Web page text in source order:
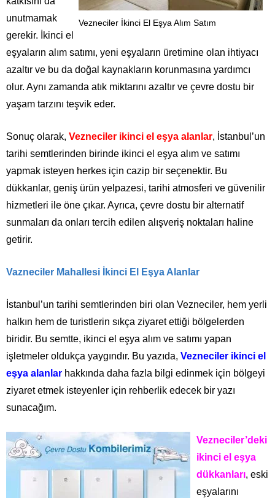
Vezneciler İkinci El Eşya Alım Satım
unutmamak
gerekir. İkinci el
eşyaların alım satımı, yeni eşyaların üretimine olan ihtiyacı
azaltır ve bu da doğal kaynakların korunmasına yardımcı
olur. Aynı zamanda atık miktarını azaltır ve çevre dostu bir
yaşam tarzını teşvik eder.
Sonuç olarak, Vezneciler ikinci el eşya alanlar, İstanbul’un
tarihi semtlerinden birinde ikinci el eşya alım ve satımı
yapmak isteyen herkes için cazip bir seçenektir. Bu
dükkanlar, geniş ürün yelpazesi, tarihi atmosferi ve güvenilir
hizmetleri ile öne çıkar. Ayrıca, çevre dostu bir alternatif
sunmaları da onları tercih edilen alışveriş noktaları haline
getirir.
Vazneciler Mahallesi İkinci El Eşya Alanlar
İstanbul’un tarihi semtlerinden biri olan Vezneciler, hem yerli
halkın hem de turistlerin sıkça ziyaret ettiği bölgelerden
biridir. Bu semtte, ikinci el eşya alım ve satımı yapan
işletmeler oldukça yaygındır. Bu yazıda, Vezneciler ikinci el
eşya alanlar hakkında daha fazla bilgi edinmek için bölgeyi
ziyaret etmek isteyenler için rehberlik edecek bir yazı
sunacağım.
Vezneciler’deki
ikinci el eşya
dükkanları, eski
eşyalarını